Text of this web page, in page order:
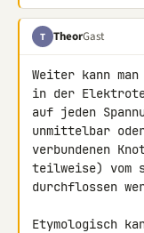
T TheorGast
Weiter kann
in der
auf jeden
unmittelbar
verbundenen
teilweise) vom
durchflossen
Etymologisch